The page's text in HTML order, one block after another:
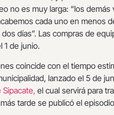
no es muy larga: “los
cada uno en menos
días”. Las compras de
1 de junio.
coincide con el tiempo
lanzado el 5 de
el cual servirá para
tarde se publicó el